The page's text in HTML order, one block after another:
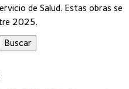
de Salud. Estas obras se
2025.